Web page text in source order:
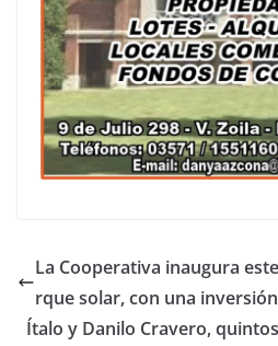
La Cooperativa inaugura
rque solar, con una inversión
Ítalo y Danilo Cravero,